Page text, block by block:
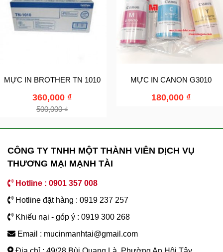
MỰC IN BROTHER TN 1010
500,000₫
360,000 ₫
MỰC IN CANON G3010
180,000 ₫
CÔNG TY TNHH MỘT THÀNH VIÊN DỊCH VỤ
THƯƠNG MẠI MẠNH TÀI
Hotline : 0901 357 008
Hotline đặt hàng : 0919 237 257
Khiếu nại - góp ý : 0919 300 268
Email : mucinmanhtai@gmail.com